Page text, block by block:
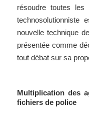
résoudre toutes les
technosolutionniste
nouvelle technique
présentée comme
tout débat sur sa
Multiplication des
fichiers de police